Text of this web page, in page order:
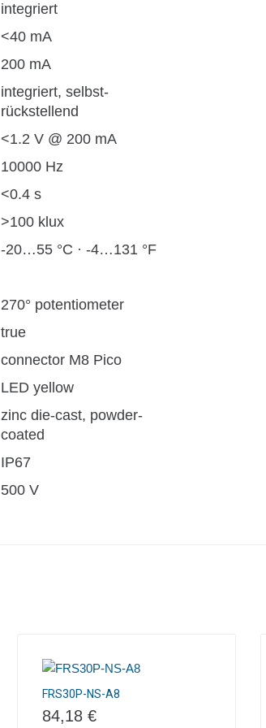
integriert
<40 mA
200 mA
integriert, selbst-
rückstellend
<1.2 V @ 200 mA
10000 Hz
<0.4 s
>100 klux
-20…55 °C · -4…131 °F
270° potentiometer
true
connector M8 Pico
LED yellow
zinc die-cast, powder-
coated
IP67
500 V
FRS30P-NS-A8
84,18 €